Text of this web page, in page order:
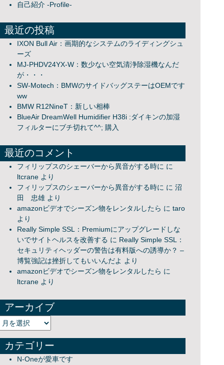
自己紹介 -Profile-
最近の投稿
IXON Bull Air：画期的なシステムのライディングシュ
ーズ
MJ-PHDV24YX-W：数少ない空気清浄除湿機なんだ
が・・・
SW-Motech：BMWのサイドバッグステーはOEMです
ww
BMW R12NineT：新しい相棒
BlueAir DreamWell Humidifier H38i :ダイキンの加湿
フィルターにブチ切れて^^; 購入
最近のコメント
フィリップスのシェーバーから異音がする時に に
ltcrane より
フィリップスのシェーバーから異音がする時に に沼
田 忠雄 より
amazonビデオでシーズン物をレンタルしたら にtaro
より
Really Simple SSL：Premiumにアップグレードしな
いでサイトヘルスを改善する に Really Simple SSL：
セキュリティヘッダーの警告は有料版への誘導か？ –
博覧強記は挫折してもいいんだよ より
amazonビデオでシーズン物をレンタルしたら に
ltcrane より
アーカイブ
アーカイブ
カテゴリー
N-Oneが愛車です